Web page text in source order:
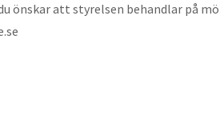
önskar att styrelsen behandlar på